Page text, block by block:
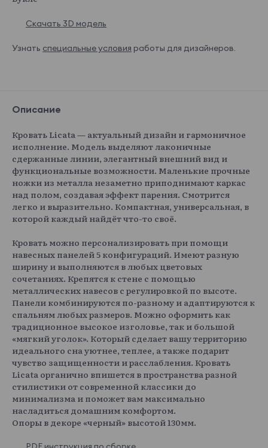
Скачать 3D модель
Узнать специальные условия работы для дизайнеров.
Описание
Кровать Licata — актуальный дизайн и гармоничное
исполнение. Модель выделяют лаконичные
сдержанные линии, элегантный внешний вид и
функциональные возможности. Маленькие прочные
ножки из металла незаметно приподнимают каркас
над полом, создавая эффект парения. Смотрится
легко и выразительно. Компактная, универсальная, в
которой каждый найдёт что-то своё.
Кровать можно персонализировать при помощи
навесных панелей 5 конфигураций. Имеют разную
ширину и выполняются в любых цветовых
сочетаниях. Крепятся к стене с помощью
металлических навесов с регулировкой по высоте.
Панели комбинируются по-разному и адаптируются к
спальням любых размеров. Можно оформить как
традиционное высокое изголовье, так и большой
«мягкий уголок». Который сделает вашу территорию
идеального сна уютнее, теплее, а также подарит
чувство защищенности и расслабления. Кровать
Licata органично впишется в пространства разной
стилистики от современной классики до
минимализма и поможет вам максимально
насладиться домашним комфортом.
Опоры в декоре «черный» высотой 130мм.